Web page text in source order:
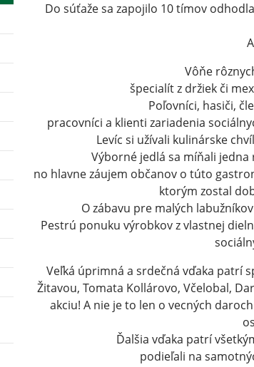
Do súťaže sa zapojilo 10 tímov
Vôňe
špecialít z držiek či
Poľovníci, hasiči,
pracovníci a klienti zariadenia
Levíc si užívali kulinárske
Výborné jedlá sa míňali
no hlavne záujem občanov o túto
ktorým zostal dobrý pocit
O zábavu pre malých
Pestrú ponuku výrobkov z vlastnej
Veľká úprimná a srdečná vďaka patrí
Žitavou, Tomata Kollárovo, Včelobal,
akciu! A nie je to len o vecných
Ďalšia vďaka patrí všetkým,
podieľali na